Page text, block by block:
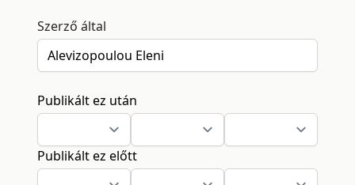
Szerző által
Publikált ez után
Publikált ez előtt